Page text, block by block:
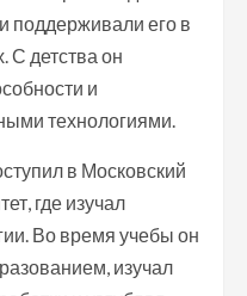
поддерживали его в
С детства он
и
технологиями.
в Московский
где изучал
Во время учебы он
изучал